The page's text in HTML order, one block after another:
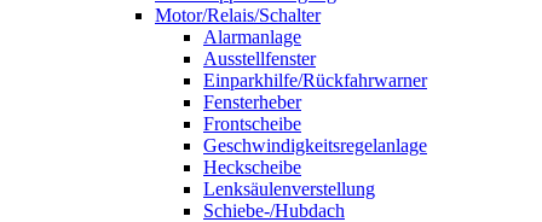
Motor/Relais/Schalter
Alarmanlage
Ausstellfenster
Einparkhilfe/Rückfahrwarner
Fensterheber
Frontscheibe
Geschwindigkeitsregelanlage
Heckscheibe
Lenksäulenverstellung
Schiebe-/Hubdach